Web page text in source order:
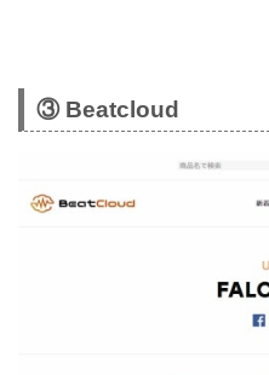
③ Beatcloud